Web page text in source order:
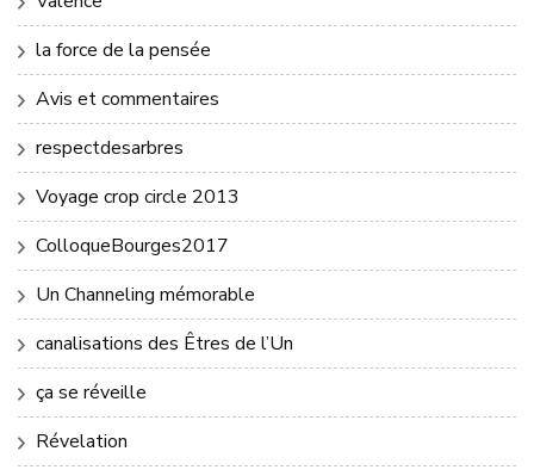
la force de la pensée
Avis et commentaires
respectdesarbres
Voyage crop circle 2013
ColloqueBourges2017
Un Channeling mémorable
canalisations des Êtres de l’Un
ça se réveille
Révelation